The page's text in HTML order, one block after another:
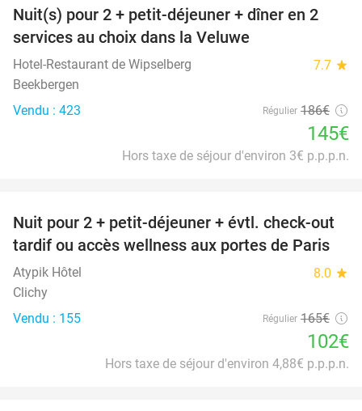
22%
Nuit(s) pour 2 + petit-déjeuner + dîner en 2
services au choix dans la Veluwe
Hotel-Restaurant de Wipselberg 7.7 star
Beekbergen
Vendu : 423
Régulier 186€
145€
Hors taxe de séjour d'environ 3€ p.p.p.n.
38%
Nuit pour 2 + petit-déjeuner + évtl. check-out
tardif ou accès wellness aux portes de Paris
Atypik Hôtel 8.0 star
Clichy
Vendu : 155
Régulier 165€
102€
Hors taxe de séjour d'environ 4,88€ p.p.p.n.